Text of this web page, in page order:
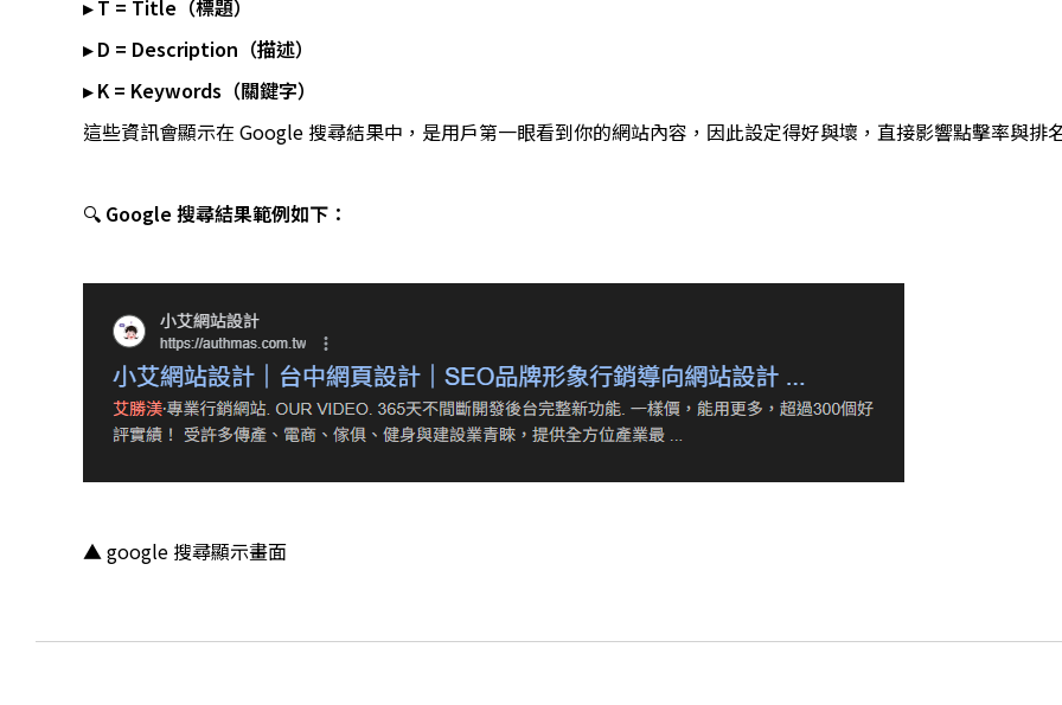
▸ T = Title（標題）
▸ D = Description（描述）
▸ K = Keywords（關鍵字）
這些資訊會顯示在 Google 搜尋結果中，是用戶第一眼看到你的網站內容，因此設定得好與壞，直接影響點擊率與排
🔍 Google 搜尋結果範例如下：
▲ google 搜尋顯示畫面